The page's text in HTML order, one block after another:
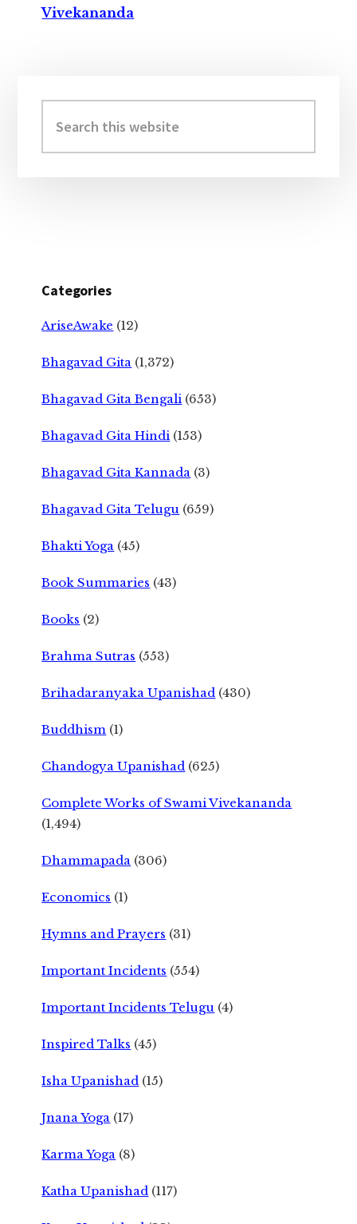
Vivekananda
Sidebar
this
website
Categories
AriseAwake (12)
Bhagavad Gita (1,372)
Bhagavad Gita Bengali (653)
Bhagavad Gita Hindi (153)
Bhagavad Gita Kannada (3)
Bhagavad Gita Telugu (659)
Bhakti Yoga (45)
Book Summaries (43)
Books (2)
Brahma Sutras (553)
Brihadaranyaka Upanishad (430)
Buddhism (1)
Chandogya Upanishad (625)
Complete Works of Swami Vivekananda
(1,494)
Dhammapada (306)
Economics (1)
Hymns and Prayers (31)
Important Incidents (554)
Important Incidents Telugu (4)
Inspired Talks (45)
Isha Upanishad (15)
Jnana Yoga (17)
Karma Yoga (8)
Katha Upanishad (117)